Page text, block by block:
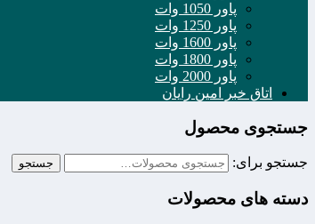
پاور 1050 وات
پاور 1250 وات
پاور 1600 وات
پاور 1800 وات
پاور 2000 وات
اتاق خبر امین رایان
جستجوی محصول
جستجو برای: جستجو
دسته های محصولات